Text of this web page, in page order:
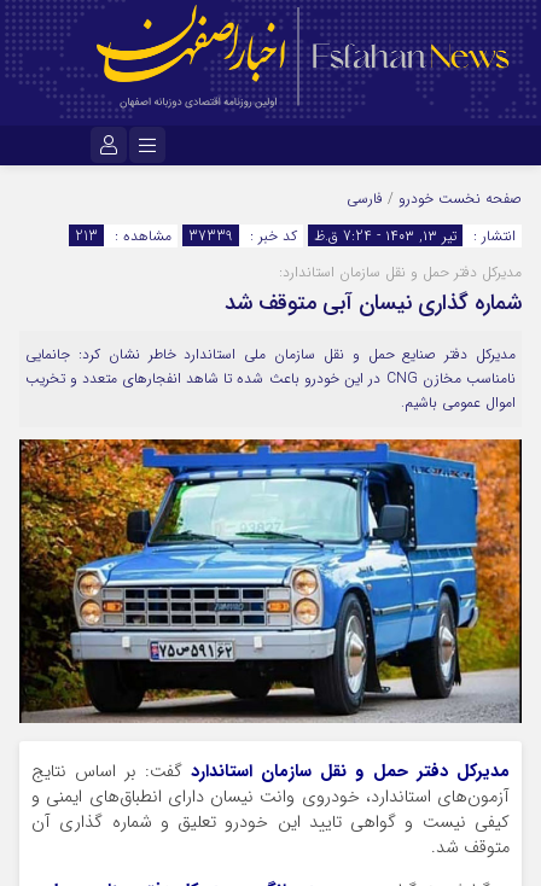
رمز عبور
مرا به خاطر بسپار
صفحه نخست خودرو / فارسی
انتشار :
تیر ۱۳, ۱۴۰۳ - 7:24 ق.ظ کد خبر : 37339 مشاهده :
213
مدیرکل دفتر حمل و نقل سازمان استاندارد:
شماره گذاری نیسان آبی متوقف شد
مدیرکل دفتر صنایع حمل و نقل سازمان ملی استاندارد خاطر نشان کرد: جانمایی
نامناسب مخازن CNG در این خودرو باعث شده تا شاهد انفجارهای متعدد و تخریب
اموال عمومی باشیم.
مدیرکل دفتر حمل و نقل سازمان استاندارد گفت: بر اساس نتایج
آزمون‌های استاندارد، خودروی وانت نیسان دارای انطباق‌های ایمنی و
کیفی نیست و گواهی تایید این خودرو تعلیق و شماره گذاری آن
متوقف شد.